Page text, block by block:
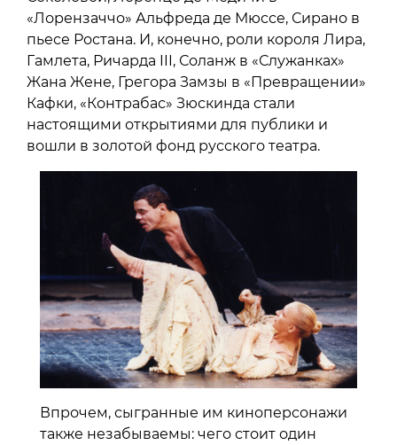
«Лорензаччо» Альфреда де Мюссе, Сирано в
пьесе Ростана. И, конечно, роли короля Лира,
Гамлета, Ричарда III, Соланж в «Служанках»
Жана Жене, Грегора Замзы в «Превращении»
Кафки, «Контрабас» Зюскинда стали
настоящими открытиями для публики и
вошли в золотой фонд русского театра.
Впрочем, сыгранные им киноперсонажи
также незабываемы: чего стоит один